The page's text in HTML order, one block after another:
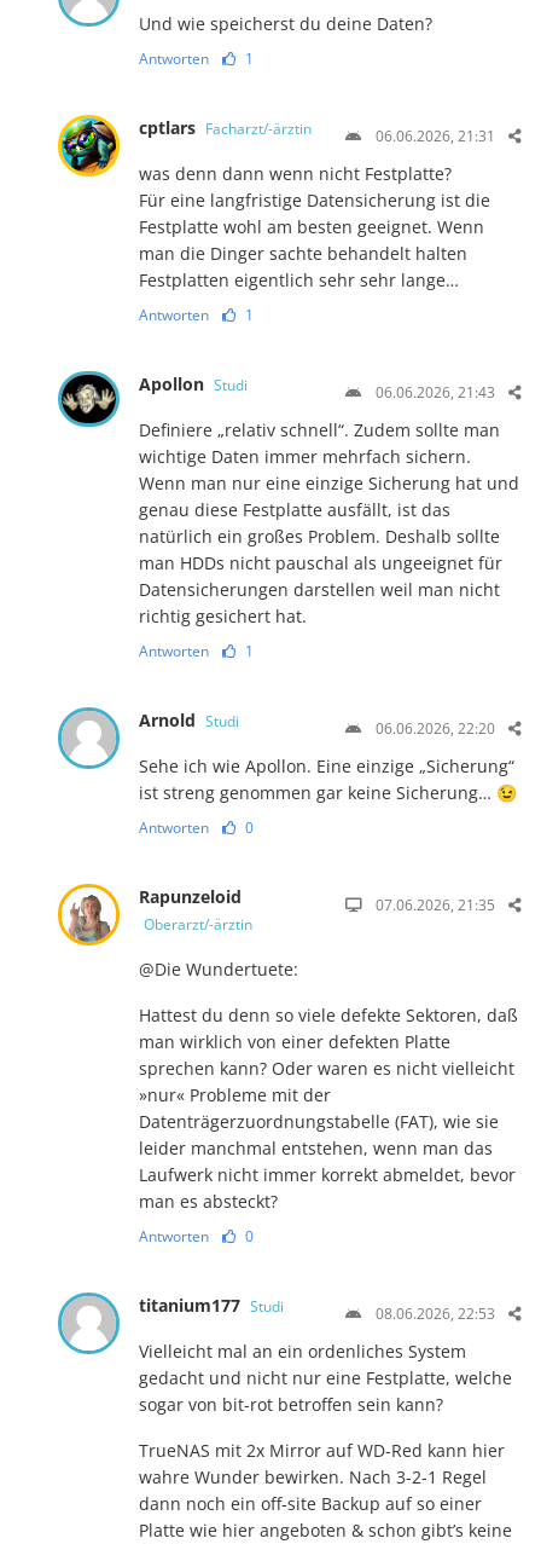
Und wie speicherst du deine Daten?
Antworten 1
cptlars Facharzt/-ärztin 06.06.2026, 21:31
was denn dann wenn nicht Festplatte?
Für eine langfristige Datensicherung ist die
Festplatte wohl am besten geeignet. Wenn
man die Dinger sachte behandelt halten
Festplatten eigentlich sehr sehr lange…
Antworten 1
Apollon Studi 06.06.2026, 21:43
Definiere „relativ schnell“. Zudem sollte man
wichtige Daten immer mehrfach sichern.
Wenn man nur eine einzige Sicherung hat und
genau diese Festplatte ausfällt, ist das
natürlich ein großes Problem. Deshalb sollte
man HDDs nicht pauschal als ungeeignet für
Datensicherungen darstellen weil man nicht
richtig gesichert hat.
Antworten 1
Arnold Studi 06.06.2026, 22:20
Sehe ich wie Apollon. Eine einzige „Sicherung“
ist streng genommen gar keine Sicherung… 😉
Antworten 0
Rapunzeloid
Oberarzt/-ärztin
07.06.2026, 21:35
@Die Wundertuete:
Hattest du denn so viele defekte Sektoren, daß
man wirklich von einer defekten Platte
sprechen kann? Oder waren es nicht vielleicht
»nur« Probleme mit der
Datenträgerzuordnungstabelle (FAT), wie sie
leider manchmal entstehen, wenn man das
Laufwerk nicht immer korrekt abmeldet, bevor
man es absteckt?
Antworten 0
titanium177 Studi 08.06.2026, 22:53
Vielleicht mal an ein ordenliches System
gedacht und nicht nur eine Festplatte, welche
sogar von bit-rot betroffen sein kann?
TrueNAS mit 2x Mirror auf WD-Red kann hier
wahre Wunder bewirken. Nach 3-2-1 Regel
dann noch ein off-site Backup auf so einer
Platte wie hier angeboten & schon gibt’s keine